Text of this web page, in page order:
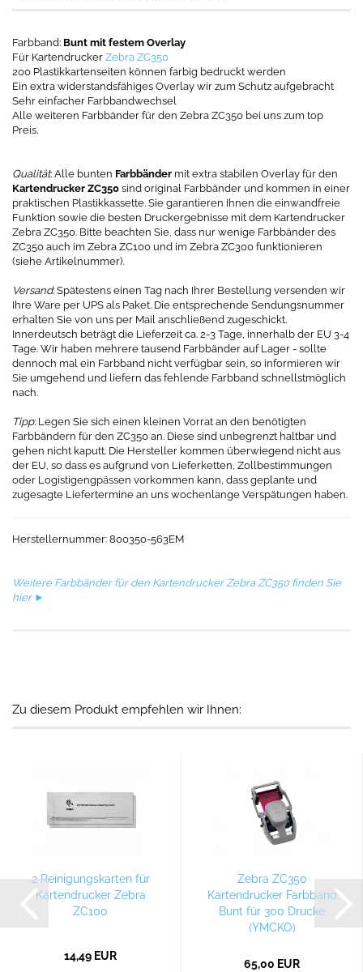
Farbband: Bunt mit festem Overlay
Für Kartendrucker Zebra ZC350
200 Plastikkartenseiten können farbig bedruckt werden
Ein extra widerstandsfähiges Overlay wir zum Schutz aufgebracht
Sehr einfacher Farbbandwechsel
Alle weiteren Farbbänder für den Zebra ZC350 bei uns zum top
Preis.
Qualität: Alle bunten Farbbänder mit extra stabilen Overlay für den
Kartendrucker ZC350 sind original Farbbänder und kommen in einer
praktischen Plastikkassette. Sie garantieren Ihnen die einwandfreie
Funktion sowie die besten Druckergebnisse mit dem Kartendrucker
Zebra ZC350. Bitte beachten Sie, dass nur wenige Farbbänder des
ZC350 auch im Zebra ZC100 und im Zebra ZC300 funktionieren
(siehe Artikelnummer).
Versand: Spätestens einen Tag nach Ihrer Bestellung versenden wir
Ihre Ware per UPS als Paket. Die entsprechende Sendungsnummer
erhalten Sie von uns per Mail anschließend zugeschickt.
Innerdeutsch beträgt die Lieferzeit ca. 2-3 Tage, innerhalb der EU 3-4
Tage. Wir haben mehrere tausend Farbbänder auf Lager - sollte
dennoch mal ein Farbband nicht verfügbar sein, so informieren wir
Sie umgehend und liefern das fehlende Farbband schnellstmöglich
nach.
Tipp: Legen Sie sich einen kleinen Vorrat an den benötigten
Farbbändern für den ZC350 an. Diese sind unbegrenzt haltbar und
gehen nicht kaputt. Die Hersteller kommen überwiegend nicht aus
der EU, so dass es aufgrund von Lieferketten, Zollbestimmungen
oder Logistigengpässen vorkommen kann, dass geplante und
zugesagte Liefertermine an uns wochenlange Verspätungen haben.
Herstellernummer: 800350-563EM​
Weitere Farbbänder für den Kartendrucker Zebra ZC350 finden Sie
hier ►
Zu diesem Produkt empfehlen wir Ihnen:
2 Reinigungskarten für
Kartendrucker Zebra
ZC100
14,49 EUR
Zebra ZC350
Kartendrucker Farbband
Bunt für 300 Drucke
(YMCKO)
65,00 EUR